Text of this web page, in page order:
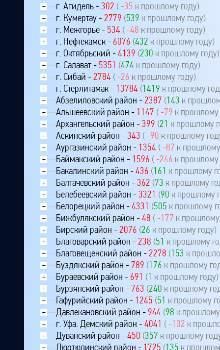
г. Агидель -302 ( -35 к прошлому году)
+
г. Кумертау -2779 (539 к прошлому году)
+
г. Межгорье - 534 ( -48 к прошлому году)
+
г. Нефтекамск - 6076 (432 к прошлому году)
+
г. Октябрьский -4139 (230 к прошлому году)
+
г. Салават - 5351 (474 к прошлому году)
+
г. Сибай -2784 ( -26 к прошлому году)
+
г. Стерлитамак - 13784 (1419 к прошлому
+
Абзелиловский район -2387 (143 к
+
Альшеевский район - 1147 ( -79 к прошлому
+
Архангельский район -399 (21 к прошлому
+
Аскинский район -343 ( -90 к прошлому
+
Аургазинский район - 1354 ( -87 к
+
Баймакский район - 1596 ( -246 к прошлому
+
Бакалинский район -436 (161 к прошлому
+
Балтачевский район -362 (73 к прошлому
+
Белебеевский район -3321 (90 к прошлому
+
Белорецкий район -4331 (505 к прошлому
+
Бижбулякский район -48 ( -177 к
+
Бирский район -2076 (26 к прошлому году)
+
Благоварский район -238 (51 к прошлому
+
Благовещенский район -2278 (153 к
+
Буздякский район - 789 (176 к прошлому
+
Бураевский район - 691 (1 к прошлому году)
+
Бурзянский район - 763 (240 к прошлому
+
Гафурийский район - 1245 (51 к прошлому
+
Давлекановский район - 944 (98 к
+
г. Уфа. Демский район -4041 ( -102 к
+
Дуванский район -450 (357 к прошлому
+
Дюртюлинский район - 1725 (135 к
+